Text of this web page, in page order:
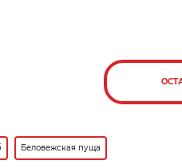
Беловежская пуща